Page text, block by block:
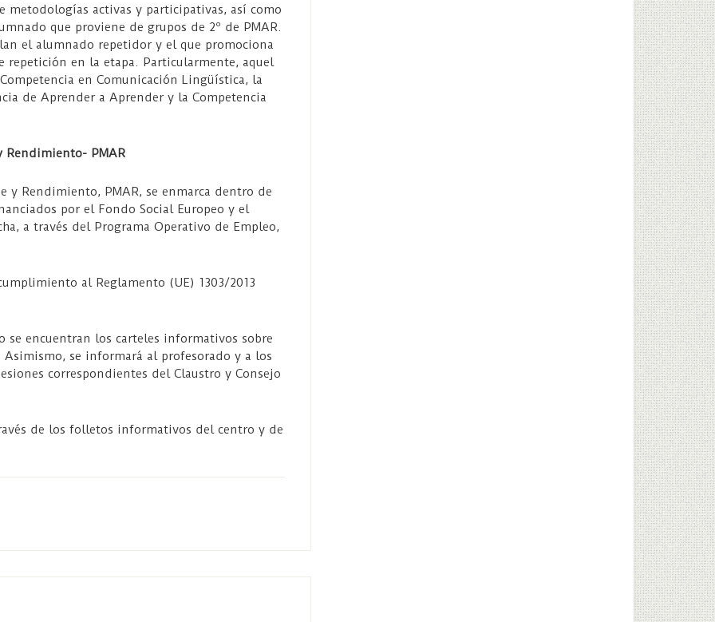
metodologías activas y participativas, así como
que proviene de grupos de 2º de PMAR.
el alumnado repetidor y el que promociona
repetición en la etapa. Particularmente, aquel
en Comunicación Lingüística, la
de Aprender a Aprender y la Competencia
Rendimiento- PMAR
y Rendimiento, PMAR, se enmarca dentro de
por el Fondo Social Europeo y el
a través del Programa Operativo de Empleo,
al Reglamento (UE) 1303/2013
se encuentran los carteles informativos sobre
se informará al profesorado y a los
correspondientes del Claustro y Consejo
de los folletos informativos del centro y de